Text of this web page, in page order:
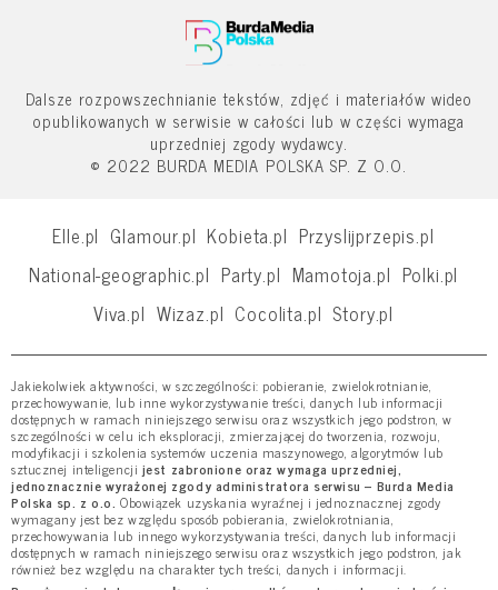
Dalsze rozpowszechnianie tekstów, zdjęć i materiałów wideo
opublikowanych w serwisie w całości lub w części wymaga
uprzedniej zgody wydawcy.
© 2022 BURDA MEDIA POLSKA SP. Z O.O.
Elle.pl Glamour.pl Kobieta.pl Przyslijprzepis.pl
National-geographic.pl Party.pl Mamotoja.pl Polki.pl
Viva.pl Wizaz.pl Cocolita.pl Story.pl
Jakiekolwiek aktywności, w szczególności: pobieranie, zwielokrotnianie,
przechowywanie, lub inne wykorzystywanie treści, danych lub informacji
dostępnych w ramach niniejszego serwisu oraz wszystkich jego podstron, w
szczególności w celu ich eksploracji, zmierzającej do tworzenia, rozwoju,
modyfikacji i szkolenia systemów uczenia maszynowego, algorytmów lub
sztucznej inteligencji jest zabronione oraz wymaga uprzedniej,
jednoznacznie wyrażonej zgody administratora serwisu – Burda Media
Polska sp. z o.o. Obowiązek uzyskania wyraźnej i jednoznacznej zgody
wymagany jest bez względu sposób pobierania, zwielokrotniania,
przechowywania lub innego wykorzystywania treści, danych lub informacji
dostępnych w ramach niniejszego serwisu oraz wszystkich jego podstron, jak
również bez względu na charakter tych treści, danych i informacji.